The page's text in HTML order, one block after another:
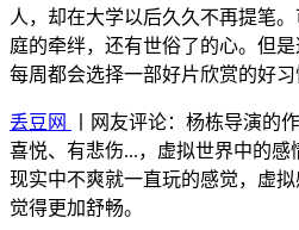
人，却在大学以后久久不再提笔
庭的牵绊，还有世俗了的心。但
每周都会选择一部好片欣赏的好习
丢豆网
丨网友评论：杨栋导演的
喜悦、有悲伤...，虚拟世界中的感
现实中不爽就一直玩的感觉，虚
觉得更加舒畅。